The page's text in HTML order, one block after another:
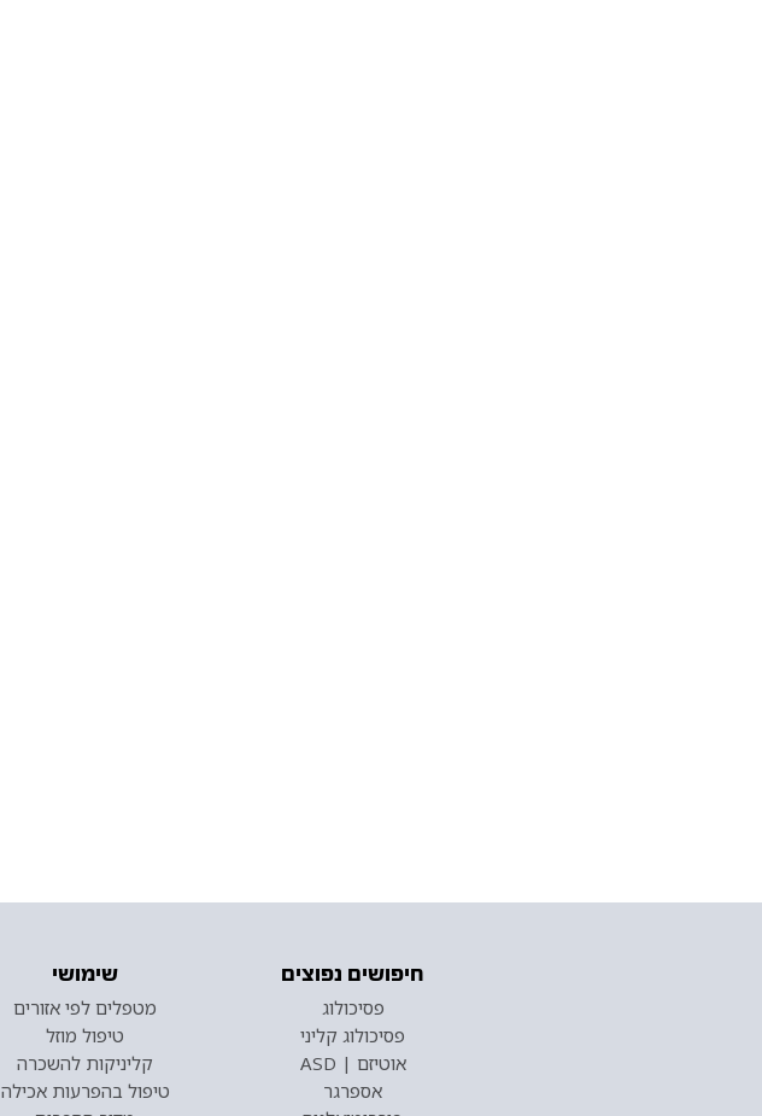
חיפושים נפוצים
פסיכולוג
פסיכולוג קליני
אוטיזם | ASD
אספרגר
שימושי
מטפלים לפי אזורים
טיפול מוזל
קליניקות להשכרה
טיפול בהפרעות אכילה